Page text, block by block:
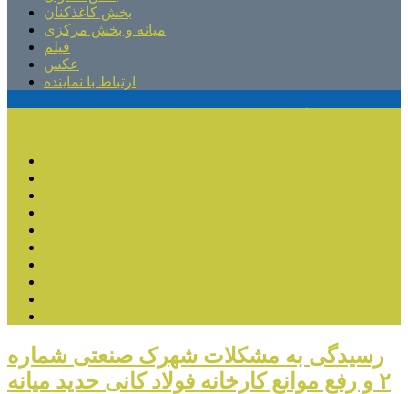
بخش کاغذکنان
میانه و بخش مرکزی
فیلم
عکس
ارتباط با نماینده
رسیدگی به مشکلات شهرک صنعتی شماره
۲ و رفع موانع کارخانه فولاد کانی حدید میانه